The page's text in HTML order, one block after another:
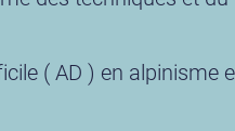
( AD ) en alpinisme